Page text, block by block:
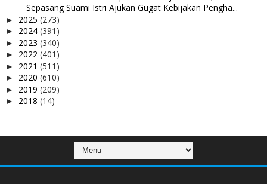
Sepasang Suami Istri Ajukan Gugat Kebijakan Pengha...
► 2025 (273)
► 2024 (391)
► 2023 (340)
► 2022 (401)
► 2021 (511)
► 2020 (610)
► 2019 (209)
► 2018 (14)